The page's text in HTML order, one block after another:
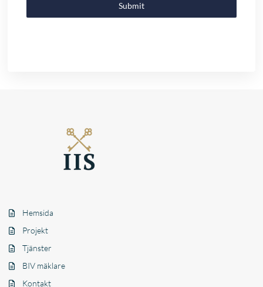
Submit
Hemsida
Projekt
Tjänster
BIV mäklare
Kontakt